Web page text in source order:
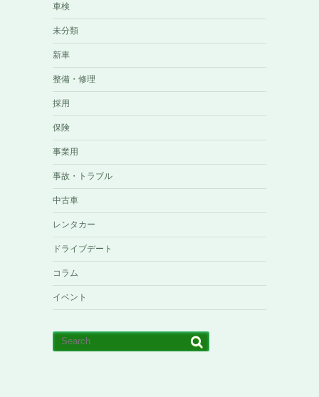
車検
未分類
新車
整備・修理
採用
保険
事業用
事故・トラブル
中古車
レンタカー
ドライブデート
コラム
イベント